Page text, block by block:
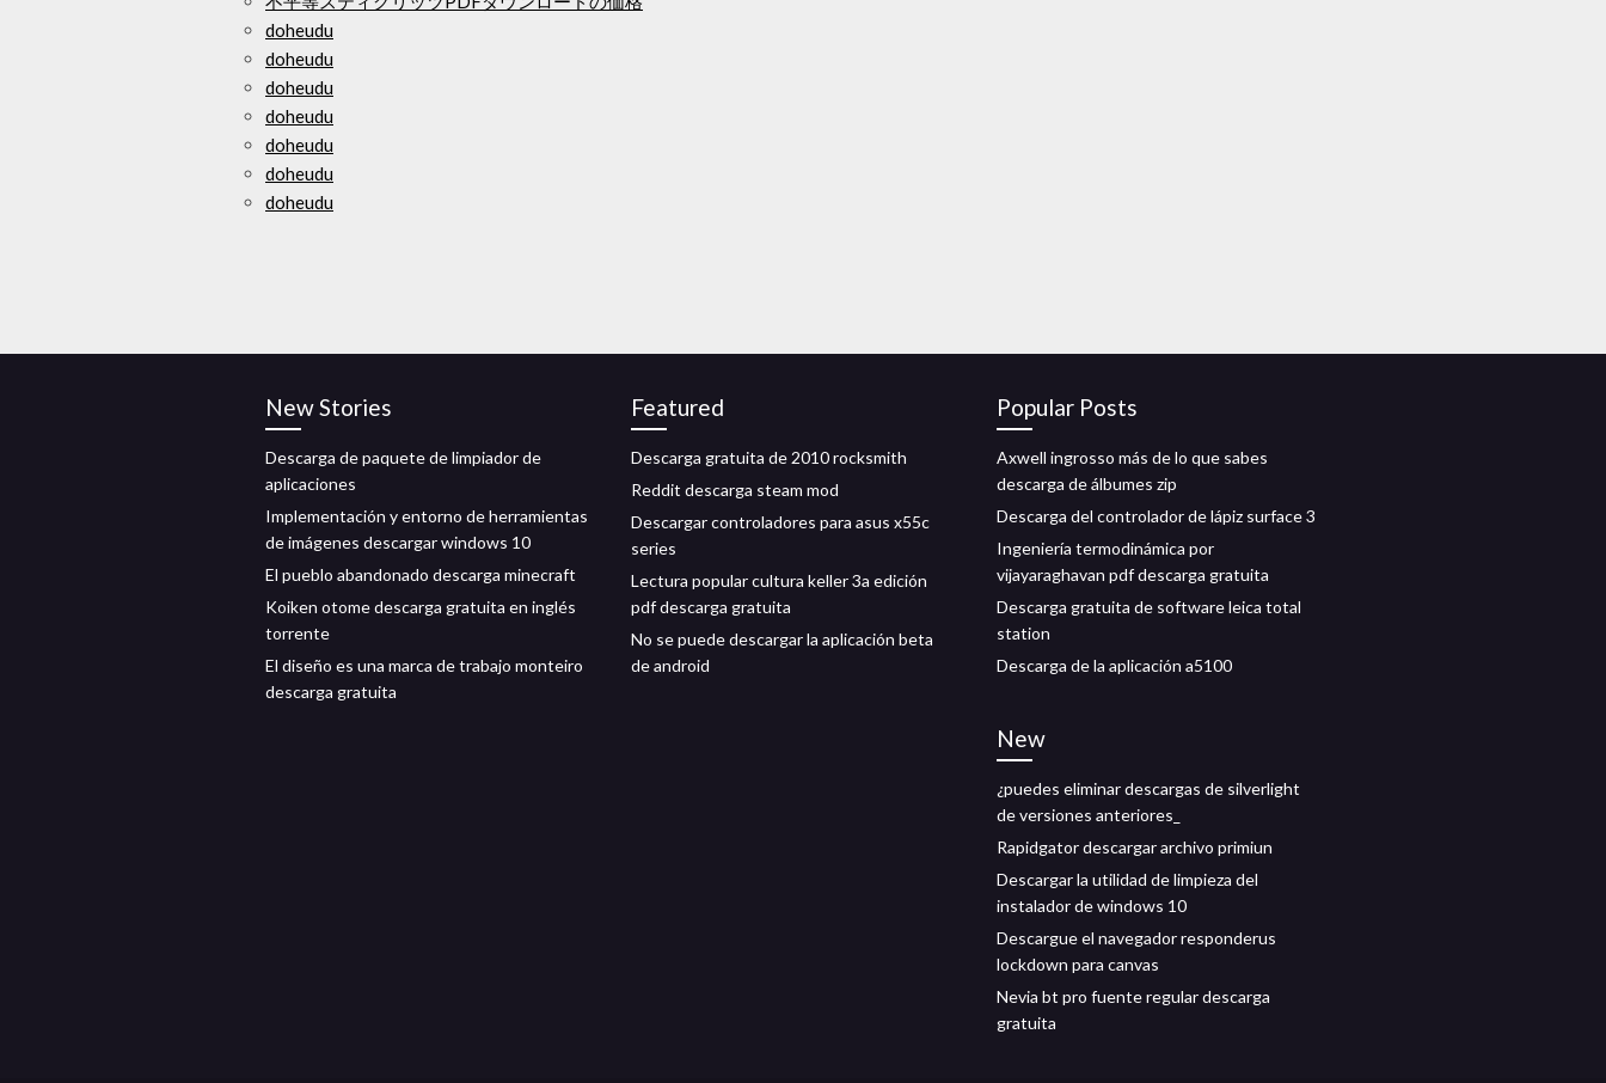
doheudu
doheudu
doheudu
doheudu
doheudu
doheudu
doheudu
New Stories
Descarga de paquete de limpiador de
aplicaciones
Implementación y entorno de herramientas
de imágenes descargar windows 10
El pueblo abandonado descarga minecraft
Koiken otome descarga gratuita en inglés
torrente
El diseño es una marca de trabajo monteiro
descarga gratuita
Featured
Descarga gratuita de 2010 rocksmith
Reddit descarga steam mod
Descargar controladores para asus x55c
series
Lectura popular cultura keller 3a edición
pdf descarga gratuita
No se puede descargar la aplicación beta
de android
Popular Posts
Axwell ingrosso más de lo que sabes
descarga de álbumes zip
Descarga del controlador de lápiz surface 3
Ingeniería termodinámica por
vijayaraghavan pdf descarga gratuita
Descarga gratuita de software leica total
station
Descarga de la aplicación a5100
New
¿puedes eliminar descargas de silverlight
de versiones anteriores_
Rapidgator descargar archivo primiun
Descargar la utilidad de limpieza del
instalador de windows 10
Descargue el navegador responderus
lockdown para canvas
Nevia bt pro fuente regular descarga
gratuita